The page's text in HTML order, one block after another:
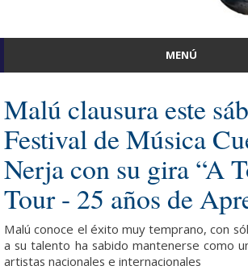
MENÚ
Malú clausura este
Festival de Música
Nerja con su gira “A
Tour - 25 años de
Malú conoce el éxito muy temprano, con
a su talento ha sabido mantenerse como
artistas nacionales e internacionales